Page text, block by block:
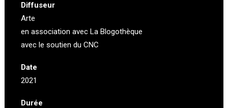
Diffuseur
Arte
en association avec La Blogothèque
avec le soutien du CNC
Date
2021
Durée